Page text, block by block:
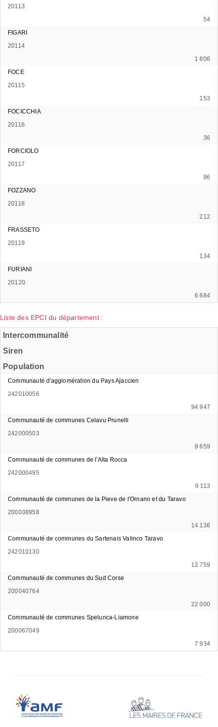
20113
54
FIGARI
20114
1 806
FOCE
20115
153
FOCICCHIA
20116
36
FORCIOLO
20117
96
FOZZANO
20118
212
FRASSETO
20119
134
FURIANI
20120
6 684
Liste des EPCI du département :
Intercommunalité
Siren
Population
Communauté d'agglomération du Pays Ajaccien
242010056
94 947
Communauté de communes Celavu Prunelli
242000503
9 659
Communauté de communes de l'Alta Rocca
242000495
9 113
Communauté de communes de la Pieve de l'Ornano et du Taravo
200038958
14 136
Communauté de communes du Sartenais Valinco Taravo
242010130
12 759
Communauté de communes du Sud Corse
200040764
22 000
Communauté de communes Spelunca-Liamone
200067049
7 934